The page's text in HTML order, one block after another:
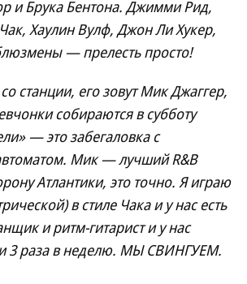
и Брука Бентона. Джимми Рид,
Хаулин Вулф, Джон Ли Хукер,
— прелесть просто!
станции, его зовут Мик Джаггер,
собираются в субботу
— это забегаловка с
Мик — лучший R&B
Атлантики, это точно. Я играю
в стиле Чака и у нас есть
и ритм-гитарист и у нас
3 раза в неделю. МЫ СВИНГУЕМ.